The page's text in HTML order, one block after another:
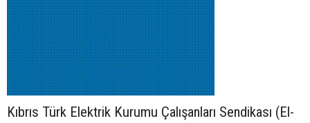
Kıbrıs Türk Elektrik Kurumu Çalışanları Sendikası (El-